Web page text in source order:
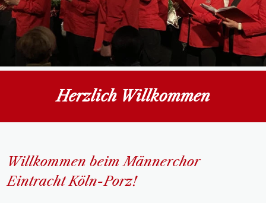
Herzlich Willkommen
Willkommen beim Männerchor
Eintracht Köln-Porz!